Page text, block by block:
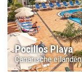
Pocillos Playa
Canarische eilanden